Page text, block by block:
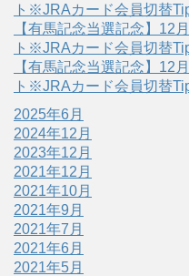
ト※JRAカード会員切替
【有馬記念当選記念】12
ト※JRAカード会員切替
【有馬記念当選記念】12
ト※JRAカード会員切替
2025年6月
2024年12月
2023年12月
2021年12月
2021年10月
2021年9月
2021年7月
2021年6月
2021年5月